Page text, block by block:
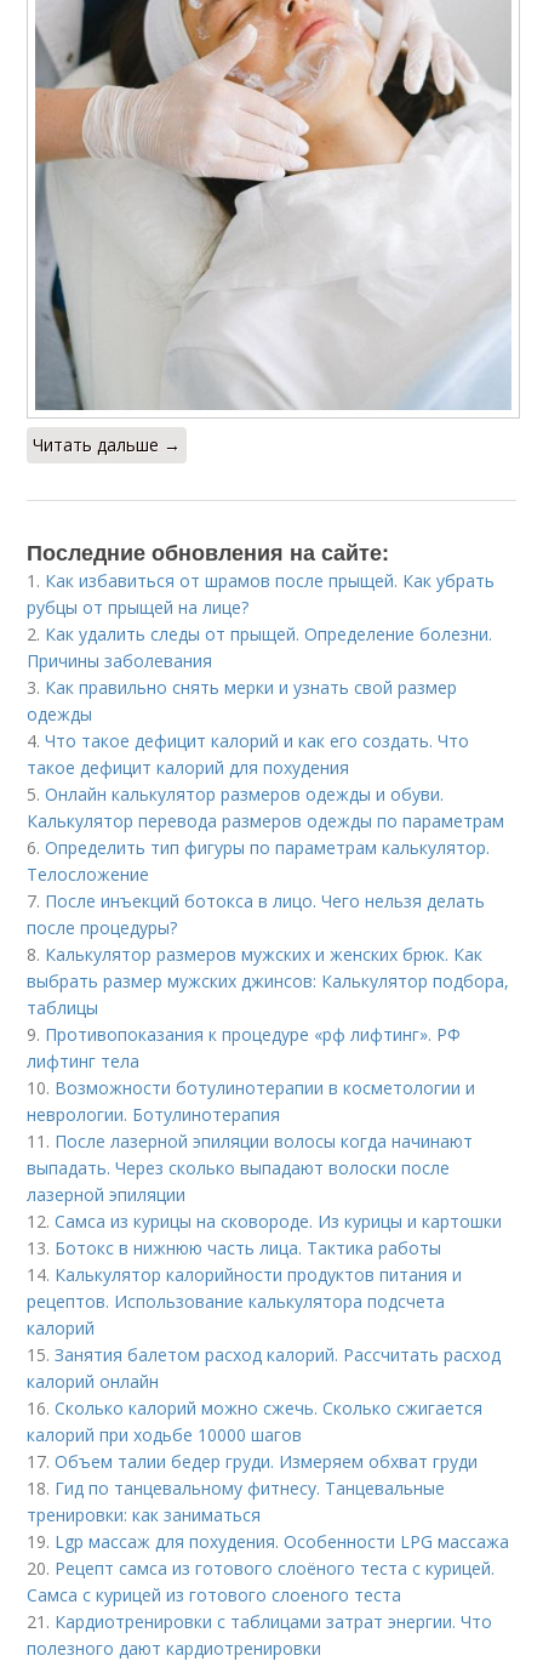
Читать дальше →
Последние обновления на сайте:
1. Как избавиться от шрамов после прыщей. Как убрать
рубцы от прыщей на лице?
2. Как удалить следы от прыщей. Определение болезни.
Причины заболевания
3. Как правильно снять мерки и узнать свой размер
одежды
4.Что такое дефицит калорий и как его создать. Что
такое дефицит калорий для похудения
5.Онлайн калькулятор размеров одежды и обуви.
Калькулятор перевода размеров одежды по параметрам
6.Определить тип фигуры по параметрам калькулятор.
Телосложение
7. После инъекций бoтoкса в лицо. Чего нельзя делать
после процедуры?
8. Калькулятор размеров мужских и женских брюк. Как
выбрать размер мужских джинсов: Калькулятор подбора,
таблицы
9. Противопоказания к процедуре «рф лифтинг». РФ
лифтинг тела
10. Возможности ботулинотерапии в косметологии и
неврологии. Ботулинотерапия
11. После лазерной эпиляции волосы когда начинают
выпадать. Через сколько выпадают волоски после
лазерной эпиляции
12.Самса из курицы на сковороде. Из курицы и картошки
13. Ботокс в нижнюю часть лица. Тактика работы
14. Калькулятор калорийности продуктов питания и
рецептов. Использование калькулятора подсчета
калорий
15.Занятия балетом расход калорий. Рассчитать расход
калорий онлайн
16.Сколько калорий можно сжечь. Сколько сжигается
калорий при ходьбе 10000 шагов
17.Объем талии бедер груди. Измеряем обхват груди
18. Гид по танцевальному фитнесу. Танцевальные
тренировки: как заниматься
19. Lgp массаж для похудения. Особенности LPG массажа
20. Рецепт самса из готового слоёного теста с курицей.
Самса с курицей из готового слоеного теста
21. Кардиотренировки с таблицами затрат энергии. Что
полезного дают кардиотренировки